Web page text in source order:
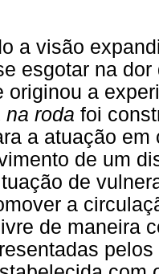
a visão
esgotar na
originou a
na roda foi
a atuação
de um
de
a
de maneira